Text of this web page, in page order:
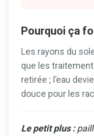
Pourquoi ça
Les rayons du
que les
retirée ; l’eau
douce pour les
Le petit plus :